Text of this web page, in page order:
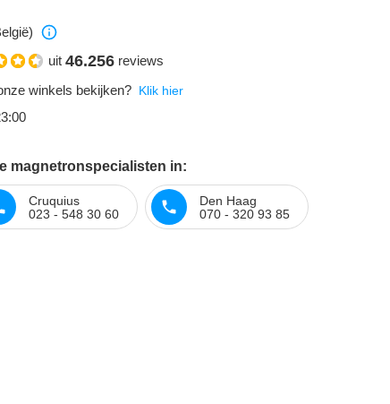
uit 46.256 reviews
winkels bekijken? Klik hier
magnetronspecialisten in:
Cruquius
023 - 548 30 60
Den Haag
070 - 320 93 85